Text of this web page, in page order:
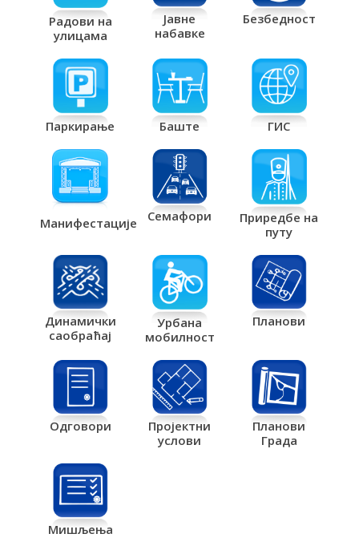
Радови на
улицама
Јавне
набавке
Безбедност
Паркирање Баште ГИС
Манифестације Семафори
Приредбе на
путу
Динамички
саобраћај
Урбана
мобилност
Планови
Одговори
Пројектни
услови
Планови
Града
Мишљења